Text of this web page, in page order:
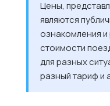
Цены,
являются
ознакомления и
стоимости
для разных
разный тариф и